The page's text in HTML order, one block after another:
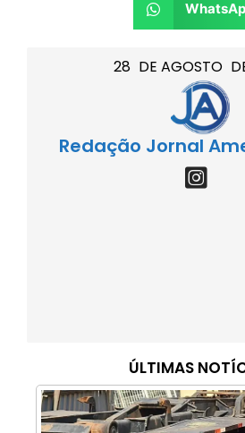
28 DE AGOSTO
Redação Jornal
ÚLTIMAS